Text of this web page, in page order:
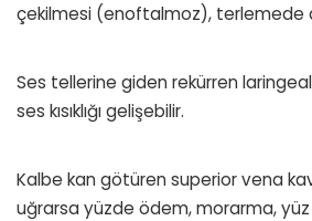
çekilmesi (enoftalmoz), terlemede
Ses tellerine giden rekürren laringeal
ses kısıklığı gelişebilir.
Kalbe kan götüren superior vena
uğrarsa yüzde ödem, morarma,